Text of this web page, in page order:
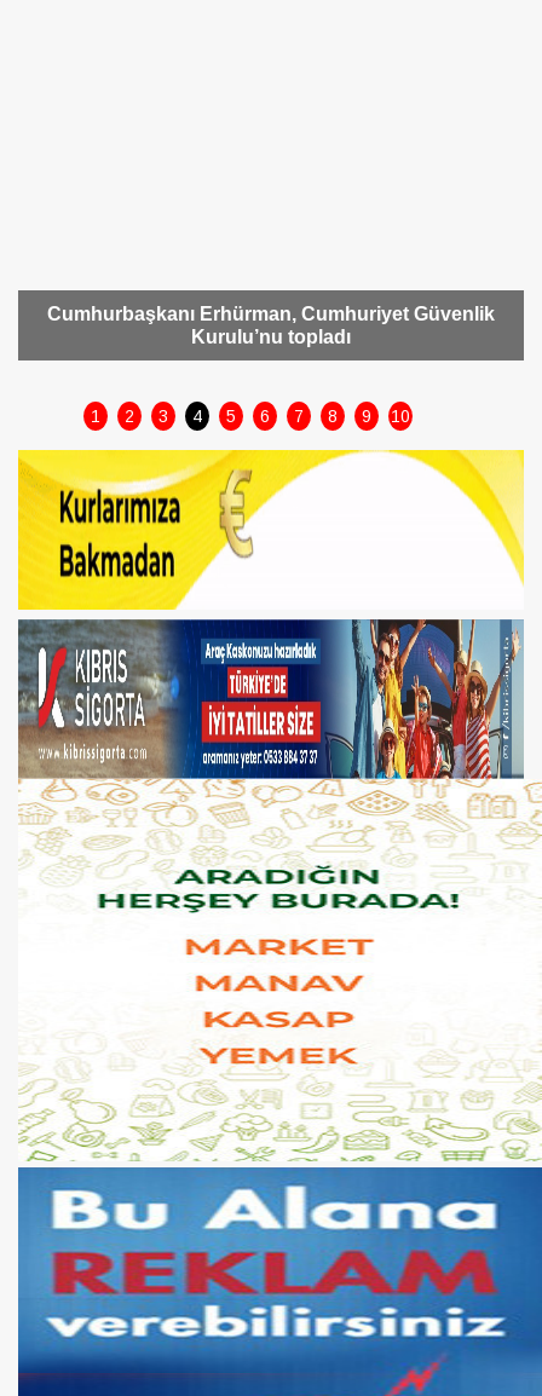
Alioğlu:Cypfruvex milli değerimiz, doğru yönetilmelidir
1 2 3 4 5 6 7 8 9 10